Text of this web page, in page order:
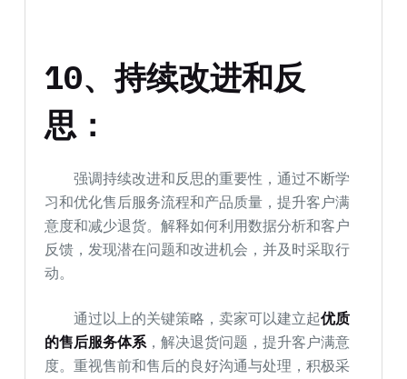
10、持续改进和反
思：
强调持续改进和反思的重要性，通过不断学
习和优化售后服务流程和产品质量，提升客户满
意度和减少退货。解释如何利用数据分析和客户
反馈，发现潜在问题和改进机会，并及时采取行
动。
通过以上的关键策略，卖家可以建立起优质
的售后服务体系，解决退货问题，提升客户满意
度。重视售前和售后的良好沟通与处理，积极采